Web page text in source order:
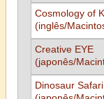
Cosmology of
(inglês/
Creative EYE
(japonês/
Dinosaur Safari